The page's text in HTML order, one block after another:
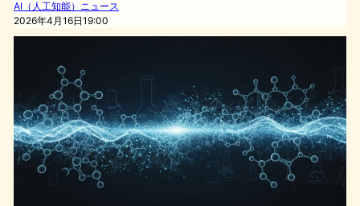
AI（人工知能）ニュース
2026年4月16日19:00